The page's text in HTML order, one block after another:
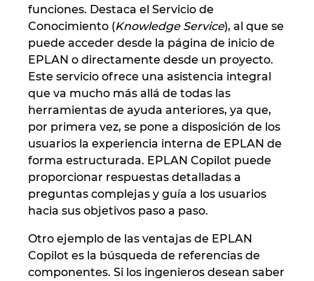
funciones. Destaca el Servicio de
Conocimiento (Knowledge Service), al que se
puede acceder desde la página de inicio de
EPLAN o directamente desde un proyecto.
Este servicio ofrece una asistencia integral
que va mucho más allá de todas las
herramientas de ayuda anteriores, ya que,
por primera vez, se pone a disposición de los
usuarios la experiencia interna de EPLAN de
forma estructurada. EPLAN Copilot puede
proporcionar respuestas detalladas a
preguntas complejas y guía a los usuarios
hacia sus objetivos paso a paso.
Otro ejemplo de las ventajas de EPLAN
Copilot es la búsqueda de referencias de
componentes. Si los ingenieros desean saber
Slovenia
South Africa
South Korea
Sweden
Switzerland
Turkey